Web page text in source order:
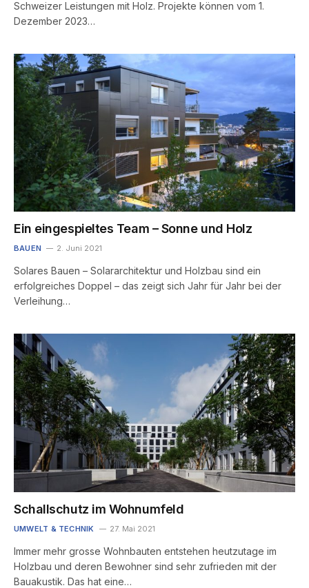
Schweizer Leistungen mit Holz. Projekte können vom 1.
Dezember 2023…
Ein eingespieltes Team – Sonne und Holz
BAUEN 2. Juni 2021
Solares Bauen – Solararchitektur und Holzbau sind ein
erfolgreiches Doppel – das zeigt sich Jahr für Jahr bei der
Verleihung…
Schallschutz im Wohnumfeld
UMWELT & TECHNIK 27. Mai 2021
Immer mehr grosse Wohnbauten entstehen heutzutage im
Holzbau und deren Bewohner sind sehr zufrieden mit der
Bauakustik. Das hat eine…